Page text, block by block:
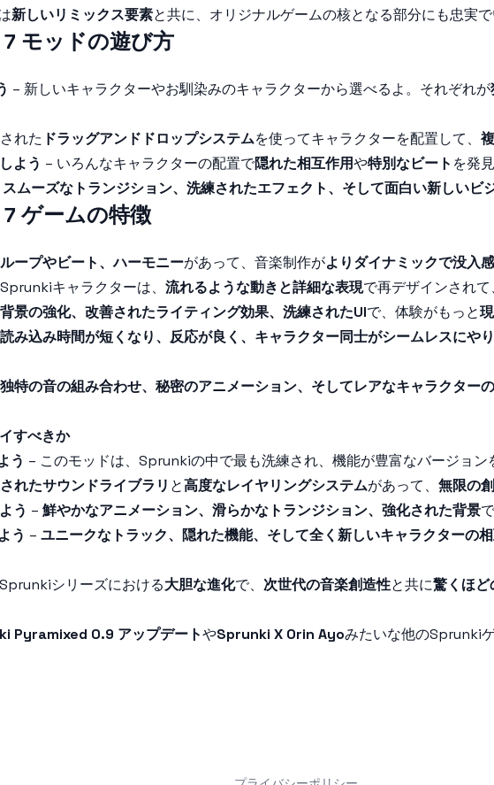
新しいリミックス要素と共に、オリジナルゲームの核となる部分にも忠実
モッドの遊び方
– 新しいキャラクターやお馴染みのキャラクターから選べるよ。それぞれが
れた ドラッグアンドドロップシステムを使ってキャラクターを配置して、
よう – いろんなキャラクターの配置で隠れた相互作用や特別なビート を発
スムーズなトランジション、洗練されたエフェクト、そして面白い新しいビ
ゲームの特徴
ープやビート、ハーモニーがあって、音楽制作がよりダイナミックで没入
キャラクターは、 流れるような動きと詳細な表現で再デザインされ
背景の強化、改善されたライティング効果、洗練されたUIで、体験がもっと
読み込み時間が短くなり、反応が良く、キャラクター同士がシームレスにや
独特の音の組み合わせ、秘密のアニメーション、そしてレアなキャラクター
すべきか
う – このモッドは、Sprunkiの中で最も洗練され、機能が豊富なバージョン
れたサウンドライブラリ と高度なレイヤリングシステムがあって、 無限の
う – 鮮やかなアニメーション、滑らかなトランジション、強化された背景
う – ユニークなトラック、隠れた機能、そして全く新しいキャラクターの
シリーズにおける大胆な進化で、 次世代の音楽創造性と共に驚くほど
Pyramixed 0.9 アップデートやSprunki X Orin Ayoみたいな他のSprunki